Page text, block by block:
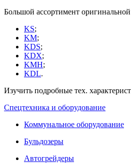
Большой ассортимент
KS;
KM;
KDS;
KDX;
KMH;
KDL.
Изучить подробные тех.
Спецтехника и оборудование
Коммунальное оборудование
Бульдозеры
Автогрейдеры